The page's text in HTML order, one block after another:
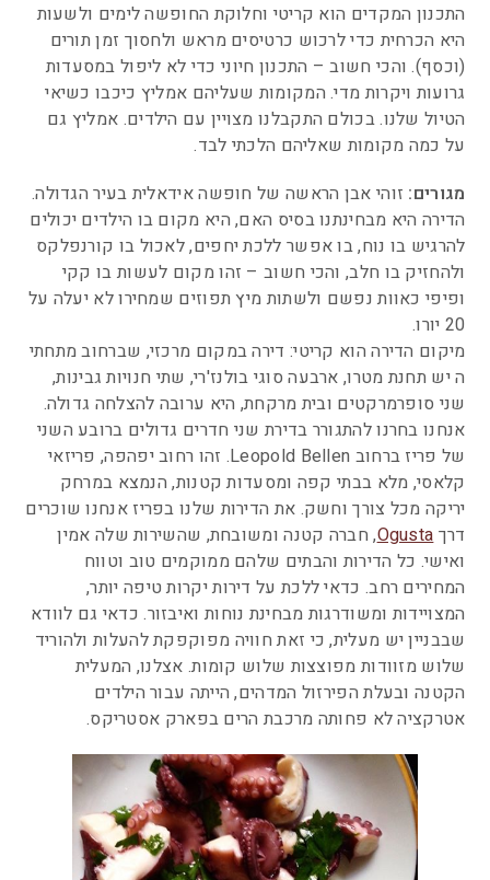
התכנון המקדים הוא קריטי וחלוקת החופשה לימים ולשעות
היא הכרחית כדי לרכוש כרטיסים מראש ולחסוך זמן תורים
(וכסף). והכי חשוב – התכנון חיוני כדי לא ליפול במסעדות
גרועות ויקרות מדי. המקומות שעליהם אמליץ כיכבו כשיאי
הטיול שלנו. בכולם התקבלנו מצויין עם הילדים. אמליץ גם
על כמה מקומות שאליהם הלכתי לבד.
מגורים: זוהי אבן הראשה של חופשה אידאלית בעיר הגדולה.
הדירה היא מבחינתנו בסיס האם, היא מקום בו הילדים יכולים
להרגיש בו נוח, בו אפשר ללכת יחפים, לאכול בו קורנפלקס
ולהחזיק בו חלב, והכי חשוב – זהו מקום לעשות בו קקי
ופיפי כאוות נפשם ולשתות מיץ תפוזים שמחירו לא יעלה על
20 יורו.
מיקום הדירה הוא קריטי: דירה במקום מרכזי, שברחוב מתחתי
ה יש תחנת מטרו, ארבעה סוגי בולנז'רי, שתי חנויות גבינות,
שני סופרמרקטים ובית מרקחת, היא ערובה להצלחה גדולה.
אנחנו בחרנו להתגורר בדירת שני חדרים גדולים ברובע השני
של פריז ברחוב Leopold Bellen. זהו רחוב יפהפה, פריזאי
קלאסי, מלא בבתי קפה ומסעדות קטנות, הנמצא במרחק
יריקה מכל צורך וחשק. את הדירות שלנו בפריז אנחנו שוכרים
דרךOgusta, חברה קטנה ומשובחת, שהשירות שלה אמין
ואישי. כל הדירות והבתים שלהם ממוקמים טוב וטווח
המחירים רחב. כדאי ללכת על דירות יקרות טיפה יותר,
המצויידות ומשודרגות מבחינת נוחות ואיבזור. כדאי גם לוודא
שבבניין יש מעלית, כי זאת חוויה מפוקפקת להעלות ולהוריד
שלוש מזוודות מפוצצות שלוש קומות. אצלנו, המעלית
הקטנה ובעלת הפירזול המדהים, הייתה עבור הילדים
אטרקציה לא פחותה מרכבת הרים בפארק אסטריקס.